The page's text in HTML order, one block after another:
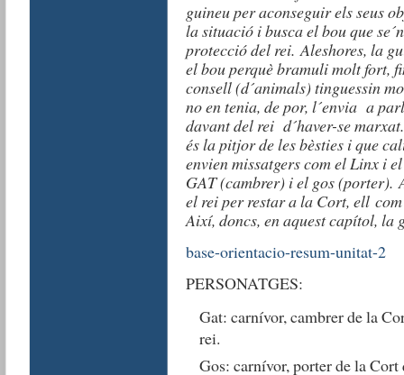
guineu per aconseguir els seus
la situació i busca el bou que
protecció del rei. Aleshores, la
el bou perquè bramuli molt fort,
consell (d´animals) tinguessin
no en tenia, de por, l´envia a
davant del rei d´haver-se
és la pitjor de les bèsties i que
envien missatgers com el Linx i
GAT (cambrer) i el gos (porter).
el rei per restar a la Cort, ell
Així, doncs, en aquest capítol, la
base-orientacio-resum-unitat-2
PERSONATGES:
Gat: carnívor, cambrer de la
rei.
Gos: carnívor, porter de la